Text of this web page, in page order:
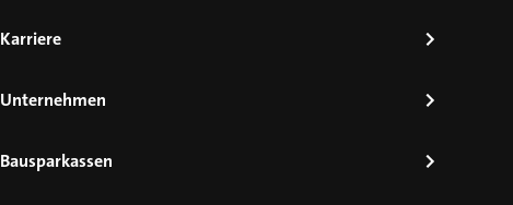
Karriere
Unternehmen
Bausparkassen